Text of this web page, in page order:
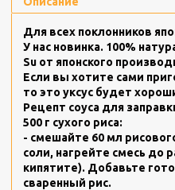
Для всех поклонников
У нас новинка. 100%
Su от японского
Если вы хотите сами
то это уксус будет
Рецепт соуса для
500 г сухого риса:
- смешайте 60 мл рисового
соли, нагрейте смесь до
кипятите). Добавьте
сваренный рис.